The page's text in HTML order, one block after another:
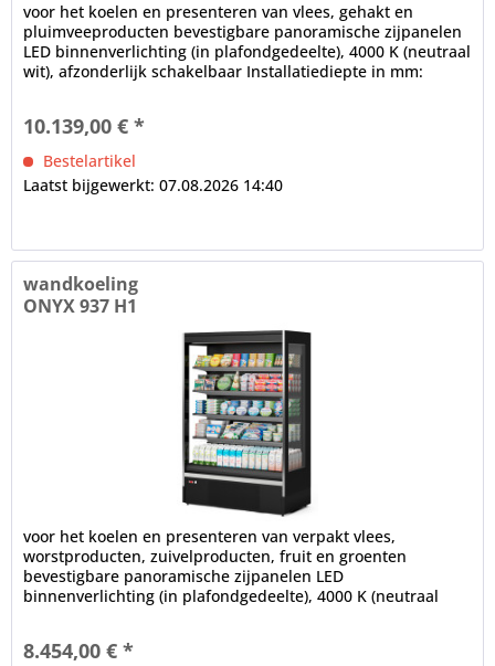
voor het koelen en presenteren van vlees, gehakt en
pluimveeproducten bevestigbare panoramische zijpanelen
LED binnenverlichting (in plafondgedeelte), 4000 K (neutraal
wit), afzonderlijk schakelbaar Installatiediepte in mm:
10.139,00 € *
Bestelartikel
Laatst bijgewerkt: 07.08.2026 14:40
wandkoeling
ONYX 937 H1
voor het koelen en presenteren van verpakt vlees,
worstproducten, zuivelproducten, fruit en groenten
bevestigbare panoramische zijpanelen LED
binnenverlichting (in plafondgedeelte), 4000 K (neutraal
8.454,00 € *